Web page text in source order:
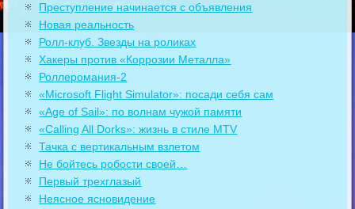
Преступление начинается с объявления
Новая реальность
Ролл-клуб. Звезды на роликах
Хакеры против «Коррозии Металла»
Роллеромания-2
«Microsoft Flight Simulator»: посади себя сам
«Age of Sail»: по волнам чужой памяти
«Calling All Dorks»: жизнь в стиле MTV
Тачка с вертикальным взлетом
Не бойтесь робости своей…
Первый трехглазый
Неясное ясновидение